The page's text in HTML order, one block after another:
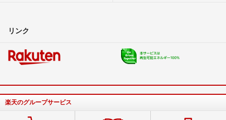
リンク
楽天のグループサービス